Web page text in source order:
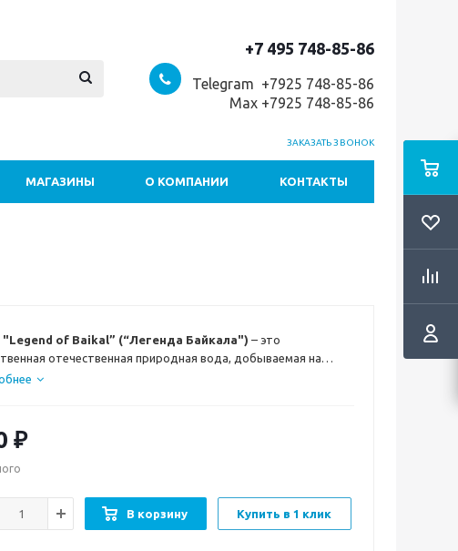
+7 495 748-85-86
Telegram +7925 748-85-86
Max +7925 748-85-86
ЗАКАЗАТЬ ЗВОНОК
МАГАЗИНЫ О КОМПАНИИ КОНТАКТЫ
of Baikal” (“Легенда Байкала") – это
отечественная природная вода, добываемая на
около 400 м крупнейшего и знаменитейшего озера Байкал.
вкус. Благодаря невысокой степени минерализации её
употреблять ежедневно в качестве столовой воды и
на ней чай – она не оставит накипи на стенках чайника.
особенности:
₽
В корзину Купить в 1 клик